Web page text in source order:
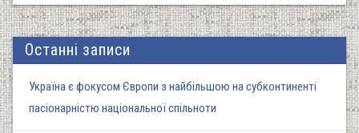
Останні записи
Україна є фокусом Європи з найбільшою на субконтиненті
пасіонарністю національної спільноти